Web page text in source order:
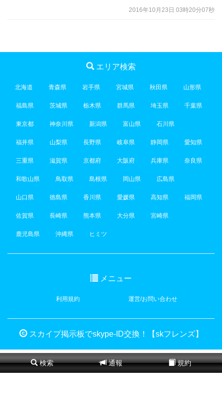
2016年10月23日 03時20分07秒
エリア検索
北海道 青森県 岩手県 宮城県 秋田県 山形県
福島県 茨城県 栃木県 群馬県 埼玉県 千葉県
東京都 神奈川県 新潟県 富山県 石川県
福井県 山梨県 長野県 岐阜県 静岡県 愛知県
三重県 滋賀県 京都府 大阪府 兵庫県 奈良県
和歌山県 鳥取県 島根県 岡山県 広島県
山口県 徳島県 香川県 愛媛県 高知県 福岡県
佐賀県 長崎県 熊本県 大分県 宮崎県
鹿児島県 沖縄県 ヒミツ
メニュー
利用規約 運営/お問い合わせ
スカイプ掲示板でskype-ID交換！【skフレンズ】
検索 通報 規約